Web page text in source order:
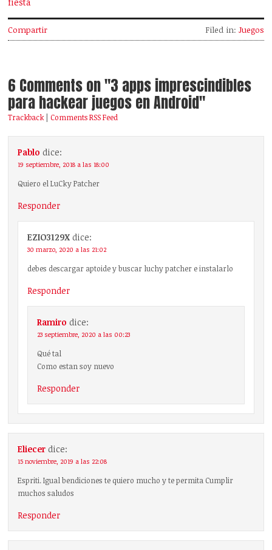
Compartir Filed in: Juegos
6 Comments on "3 apps imprescindibles
para hackear juegos en Android"
Trackback |Comments RSS Feed
Pablo dice:
19 septiembre, 2018 a las 18:00
Quiero el LuCky Patcher
Responder
EZIO3129X dice:
30 marzo, 2020 a las 21:02
debes descargar aptoide y buscar luchy patcher e instalarlo
Responder
Ramiro dice:
23 septiembre, 2020 a las 00:23
Qué tal
Como estan soy nuevo
Responder
Eliecer dice:
15 noviembre, 2019 a las 22:08
Espriti. Igual bendiciones te quiero mucho y te permita Cumplir
muchos saludos
Responder